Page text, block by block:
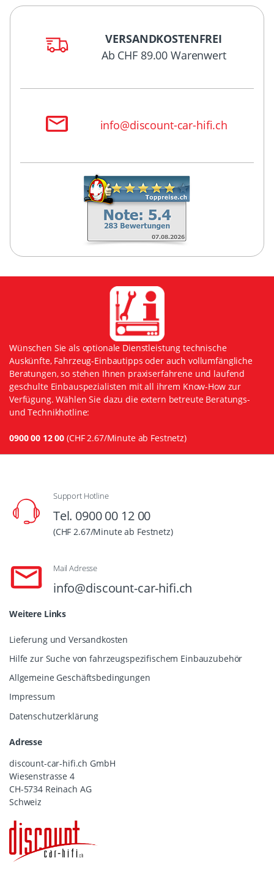
VERSANDKOSTENFREI
Ab CHF 89.00 Warenwert
info@discount-car-hifi.ch
Wünschen Sie als optionale Dienstleistung technische
Auskünfte, Fahrzeug-Einbautipps oder auch vollumfängliche
Beratungen, so stehen Ihnen praxiserfahrene und laufend
geschulte Einbauspezialisten mit all ihrem Know-How zur
Verfügung. Wählen Sie dazu die extern betreute Beratungs-
und Technikhotline:
0900 00 12 00 (CHF 2.67/Minute ab Festnetz)
Support Hotline
Tel. 0900 00 12 00
(CHF 2.67/Minute ab Festnetz)
Mail Adresse
info@discount-car-hifi.ch
Weitere Links
Lieferung und Versandkosten
Hilfe zur Suche von fahrzeugspezifischem Einbauzubehör
Allgemeine Geschäftsbedingungen
Impressum
Datenschutzerklärung
Adresse
discount-car-hifi.ch GmbH
Wiesenstrasse 4
CH-5734 Reinach AG
Schweiz